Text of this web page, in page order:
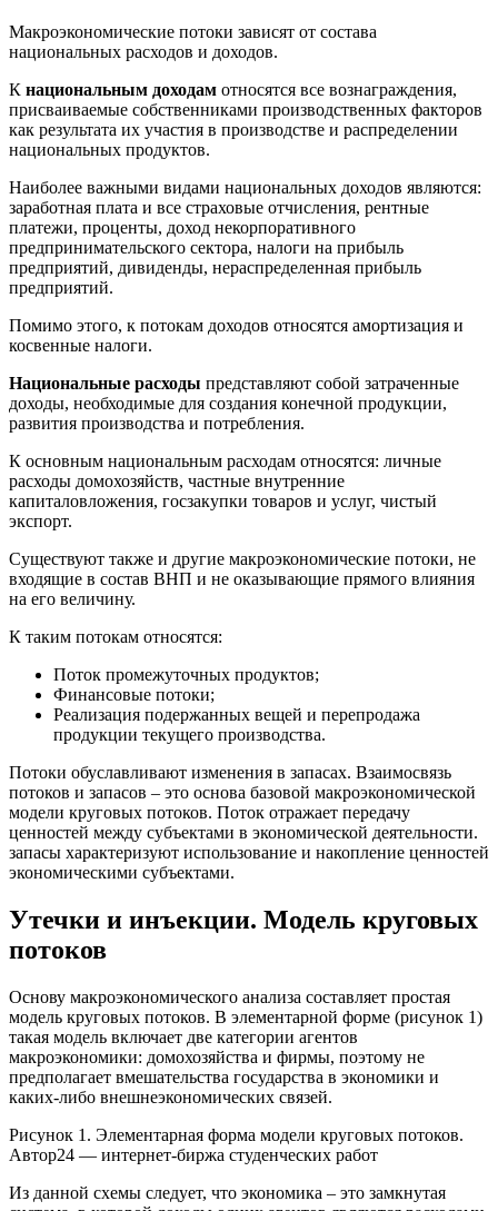
Макроэкономические потоки зависят от состава
национальных расходов и доходов.
К национальным доходам относятся все вознаграждения,
присваиваемые собственниками производственных факторов
как результата их участия в производстве и распределении
национальных продуктов.
Наиболее важными видами национальных доходов являются:
заработная плата и все страховые отчисления, рентные
платежи, проценты, доход некорпоративного
предпринимательского сектора, налоги на прибыль
предприятий, дивиденды, нераспределенная прибыль
предприятий.
Помимо этого, к потокам доходов относятся амортизация и
косвенные налоги.
Национальные расходы представляют собой затраченные
доходы, необходимые для создания конечной продукции,
развития производства и потребления.
К основным национальным расходам относятся: личные
расходы домохозяйств, частные внутренние
капиталовложения, госзакупки товаров и услуг, чистый
экспорт.
Существуют также и другие макроэкономические потоки, не
входящие в состав ВНП и не оказывающие прямого влияния
на его величину.
К таким потокам относятся:
Поток промежуточных продуктов;
Финансовые потоки;
Реализация подержанных вещей и перепродажа
продукции текущего производства.
Потоки обуславливают изменения в запасах. Взаимосвязь
потоков и запасов – это основа базовой макроэкономической
модели круговых потоков. Поток отражает передачу
ценностей между субъектами в экономической деятельности.
запасы характеризуют использование и накопление ценностей
экономическими субъектами.
Утечки и инъекции. Модель круговых
потоков
Основу макроэкономического анализа составляет простая
модель круговых потоков. В элементарной форме (рисунок 1)
такая модель включает две категории агентов
макроэкономики: домохозяйства и фирмы, поэтому не
предполагает вмешательства государства в экономики и
каких-либо внешнеэкономических связей.
Рисунок 1. Элементарная форма модели круговых потоков.
Автор24 — интернет-биржа студенческих работ
Из данной схемы следует, что экономика – это замкнутая